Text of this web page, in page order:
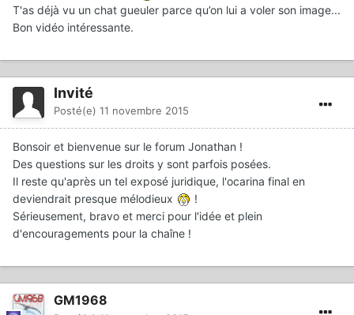
T'as déjà vu un chat gueuler parce qu’on lui a voler son image...
Bon vidéo intéressante.
Invité
Posté(e) 11 novembre 2015
Bonsoir et bienvenue sur le forum Jonathan !
Des questions sur les droits y sont parfois posées.
Il reste qu'après un tel exposé juridique, l'ocarina final en
deviendrait presque mélodieux
!
Sérieusement, bravo et merci pour l'idée et plein
d'encouragements pour la chaîne !
GM1968